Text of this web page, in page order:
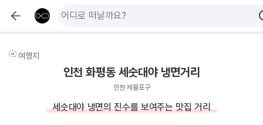
여행지
인천 화평동 세숫대야 냉면거리
인천 제물포구
세숫대야 냉면의 진수를 보여주는 맛집 거리